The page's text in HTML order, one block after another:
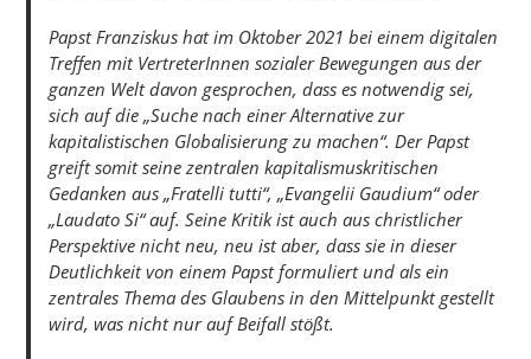
Papst Franziskus hat im Oktober 2021 bei einem digitalen
Treffen mit VertreterInnen sozialer Bewegungen aus der
ganzen Welt davon gesprochen, dass es notwendig sei,
sich auf die „Suche nach einer Alternative zur
kapitalistischen Globalisierung zu machen“. Der Papst
greift somit seine zentralen kapitalismuskritischen
Gedanken aus „Fratelli tutti“, „Evangelii Gaudium“ oder
„Laudato Si“ auf. Seine Kritik ist auch aus christlicher
Perspektive nicht neu, neu ist aber, dass sie in dieser
Deutlichkeit von einem Papst formuliert und als ein
zentrales Thema des Glaubens in den Mittelpunkt gestellt
wird, was nicht nur auf Beifall stößt.